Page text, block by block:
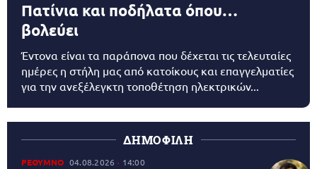
Πατίνια και ποδήλατα όπου…
βολεύει
Έντονα είναι τα παράπονα που δέχεται τις τελευταίες
ημέρες η στήλη μας από κατοίκους και επαγγελματίες
για την ανεξέλεγκτη τοποθέτηση ηλεκτρικών...
ΔΗΜΟΦΙΛΗ
ΡΕΘΥΜΝΟ 04.08.2026 14:00